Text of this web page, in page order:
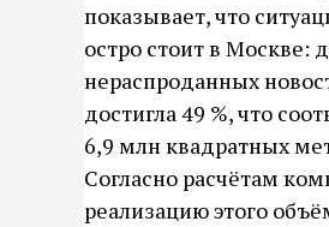
показывает, что
остро стоит в Москве:
нераспроданных
достигла 49 %, что
6,9 млн квадратных
Согласно расчётам
реализацию этого